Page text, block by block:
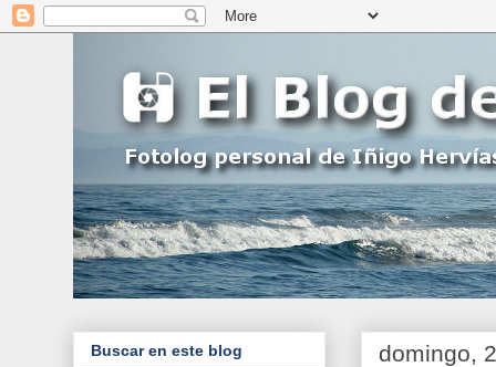
domingo,
Buscar en este blog